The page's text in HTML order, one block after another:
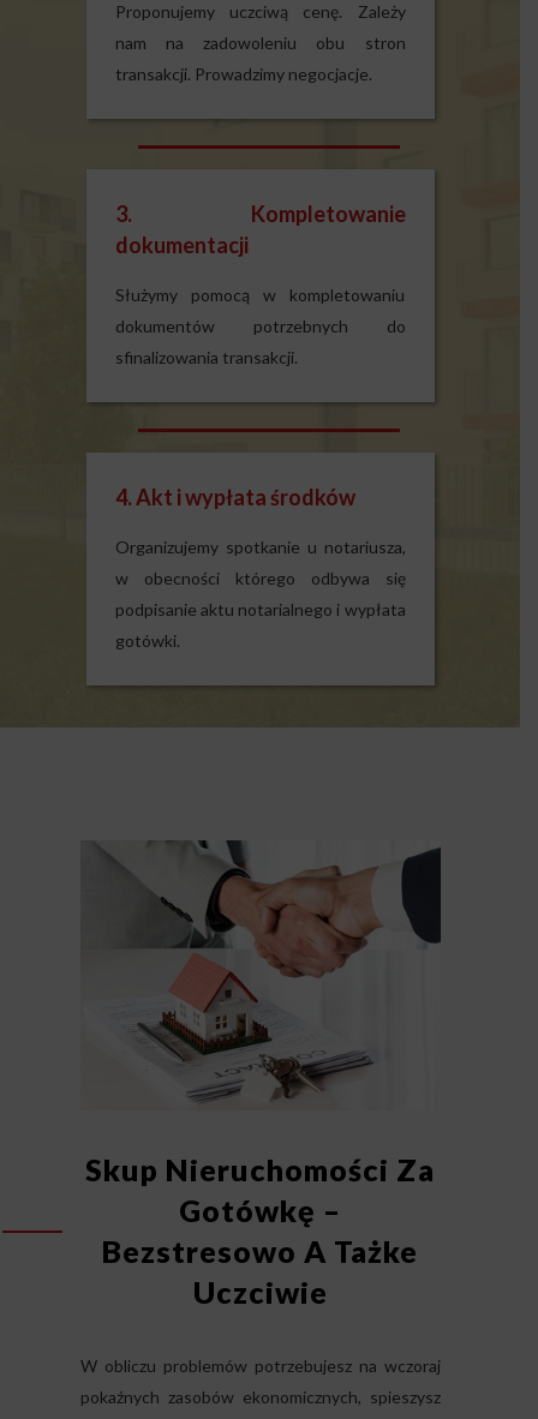
Proponujemy uczciwą cenę. Zależy
nam na zadowoleniu obu stron
transakcji. Prowadzimy negocjacje.
3. Kompletowanie
dokumentacji
Służymy pomocą w kompletowaniu
dokumentów potrzebnych do
sfinalizowania transakcji.
4. Akt i wypłata środków
Organizujemy spotkanie u notariusza,
w obecności którego odbywa się
podpisanie aktu notarialnego i wypłata
gotówki.
Skup Nieruchomości Za
Gotówkę –
Bezstresowo A Tażke
Uczciwie
W obliczu problemów potrzebujesz na wczoraj
pokaźnych zasobów ekonomicznych, spieszysz